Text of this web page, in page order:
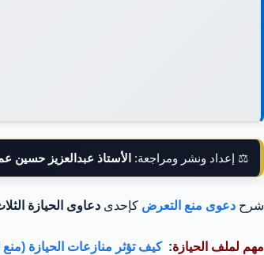
⚖️ إعداد ونشر ومراجعة: الأستاذ عبدالعزيز حسين
شرح دعوى منع التعرض كإحدى دعاوى الحيازة
مهم لملف الحيازة:كيف تؤثر منازعات الحيازة (منع التعرض) على